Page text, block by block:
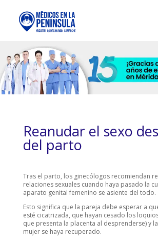
Reanudar el sexo
del parto
Tras el parto, los ginecólogos recomiendan
relaciones sexuales cuando haya pasado la
aparato genital femenino se asiente del todo.
Esto significa que la pareja debe esperar a
esté cicatrizada, que hayan cesado los
que presenta la placenta al desprenderse) y
mujer se haya recuperado.